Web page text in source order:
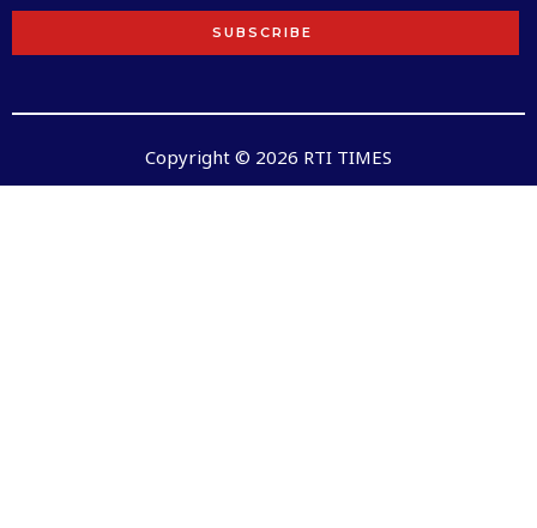
SUBSCRIBE
Copyright © 2026 RTI TIMES